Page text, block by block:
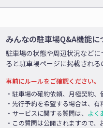
みんなの駐車場Q&A機能に
駐車場の状態や周辺状況など
ると駐車場ページに掲載される
事前にルールをご確認ください。
・駐車場の確約依頼、月極契約、
・先行予約を希望する場合は、有
・サービスに関する質問は、 よく
・この質問は公開されますので